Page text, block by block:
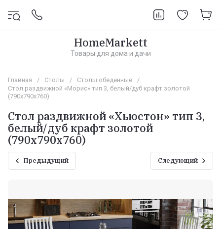
HomeMarkett
Товары для дома и дачи
Главная / Столы / Столы обеденные
/
Стол раздвижной «Морис» тип 3, белый/дуб крафт золотой
(790х790х760)
Стол раздвижной «Хьюстон» тип 3,
белый/дуб крафт золотой
(790х790х760)
Предыдущий Следующий